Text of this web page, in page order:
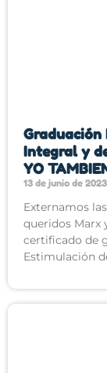
Graduación
Integral y
YO
13 de junio de 2023
Externamos
queridos Marx
certificado de
Estimulación